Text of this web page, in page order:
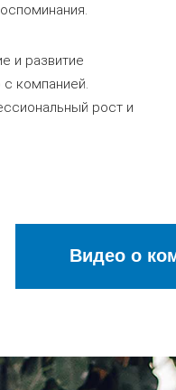
и развитие
компанией.
рост и
Видео о